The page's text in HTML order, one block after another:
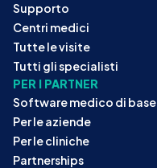
Supporto
Centri medici
Tutte le visite
Tutti gli specialisti
PER I PARTNER
Software medico di base
Per le aziende
Per le cliniche
Partnerships